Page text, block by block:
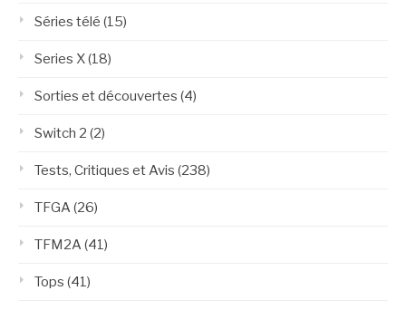
Séries télé (15)
Series X(18)
Sorties et découvertes (4)
Switch 2 (2)
Tests, Critiques et Avis (238)
TFGA(26)
TFM2A(41)
Tops (41)